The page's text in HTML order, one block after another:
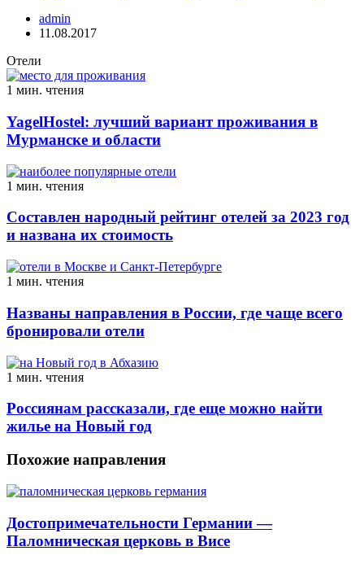
admin
11.08.2017
Отели
1 мин. чтения
YagelHostel: лучший вариант проживания в
Мурманске и области
1 мин. чтения
Составлен народный рейтинг отелей за 2023 год
и названа их стоимость
1 мин. чтения
Названы направления в России, где чаще всего
бронировали отели
1 мин. чтения
Россиянам рассказали, где еще можно найти
жилье на Новый год
Похожие направления
Достопримечательности Германии —
Паломническая церковь в Висе